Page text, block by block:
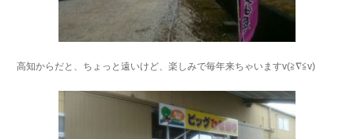
高知からだと、ちょっと遠いけど、楽しみで毎年来ちゃいますv(≧∇≦v)